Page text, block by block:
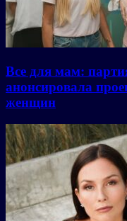
Все для мам:
анонсировала
женщин